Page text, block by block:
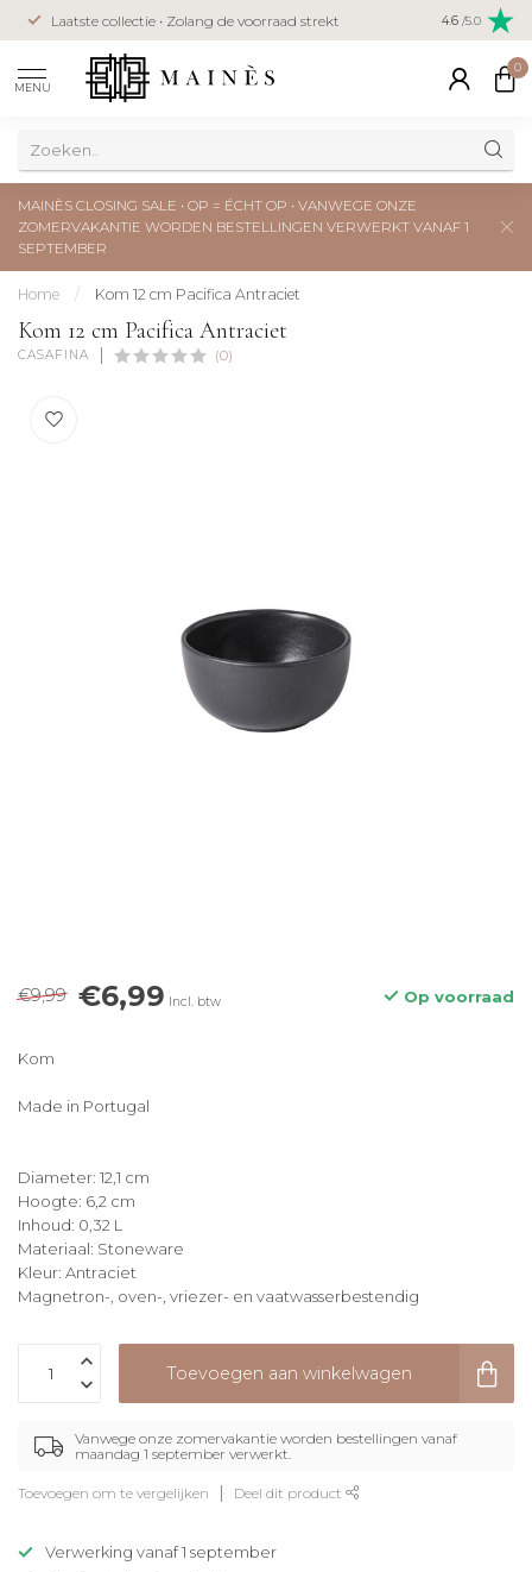
Laatste collectie • Zolang de voorraad strekt Veilig
creditcard
4.6 /5.0
MENU
0
MAINÈS CLOSING SALE • OP = ÉCHT OP • VANWEGE ONZE
ZOMERVAKANTIE WORDEN BESTELLINGEN VERWERKT VANAF 1
SEPTEMBER
Home / Kom 12 cm Pacifica Antraciet
Kom 12 cm Pacifica Antraciet
CASAFINA (0)
€9,99 €6,99 Incl. btw Op voorraad
Kom
Made in Portugal
Diameter: 12,1 cm
Hoogte: 6,2 cm
Inhoud: 0,32 L
Materiaal: Stoneware
Kleur: Antraciet
Magnetron-, oven-, vriezer- en vaatwasserbestendig
Toevoegen aan winkelwagen
Vanwege onze zomervakantie worden bestellingen vanaf
maandag 1 september verwerkt.
Toevoegen om te vergelijken Deel dit product
Verwerking vanaf 1 september